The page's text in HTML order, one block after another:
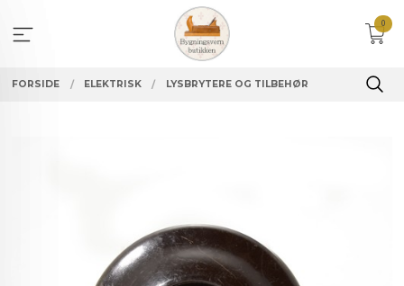
innholdet
0
FORSIDE ELEKTRISK LYSBRYTERE OG TILBEHØR